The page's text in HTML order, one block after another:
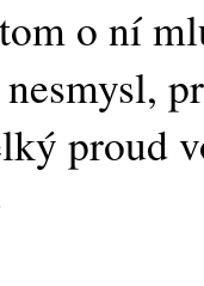
o ní
proud